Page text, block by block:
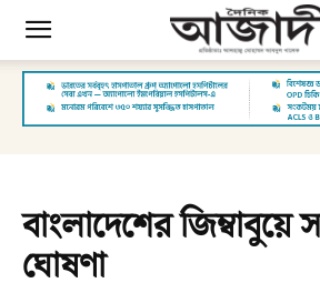
বাংলাদেশের
ঘোষণা